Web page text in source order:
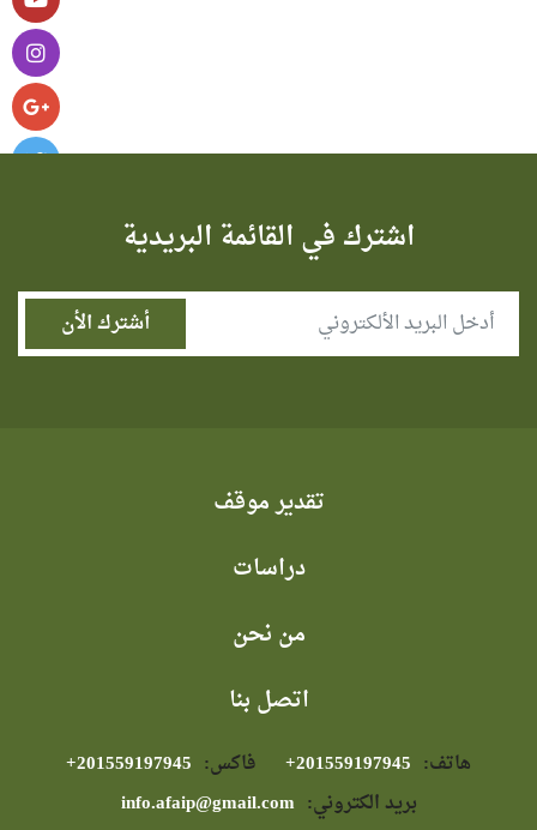
اشترك في القائمة البريدية
تقدير موقف
دراسات
من نحن
اتصل بنا
هاتف: فاكس:
بريد الكتروني: info.afaip@gmail.com